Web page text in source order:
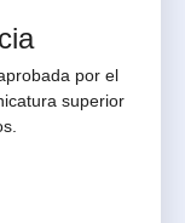
por el
superior